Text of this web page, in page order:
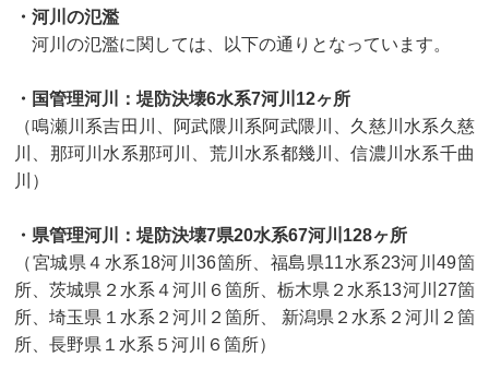
・河川の氾濫
河川の氾濫に関しては、以下の通りとなっています。
・国管理河川：堤防決壊6水系7河川12ヶ所
（鳴瀬川系吉田川、阿武隈川系阿武隈川、久慈川水系久慈
川、那珂川水系那珂川、荒川水系都幾川、信濃川水系千曲
川）
・県管理河川：堤防決壊7県20水系67河川128ヶ所
（宮城県４水系18河川36箇所、福島県11水系23河川49箇
所、茨城県２水系４河川６箇所、栃木県２水系13河川27箇
所、埼玉県１水系２河川２箇所、 新潟県２水系２河川２箇
所、長野県１水系５河川６箇所）